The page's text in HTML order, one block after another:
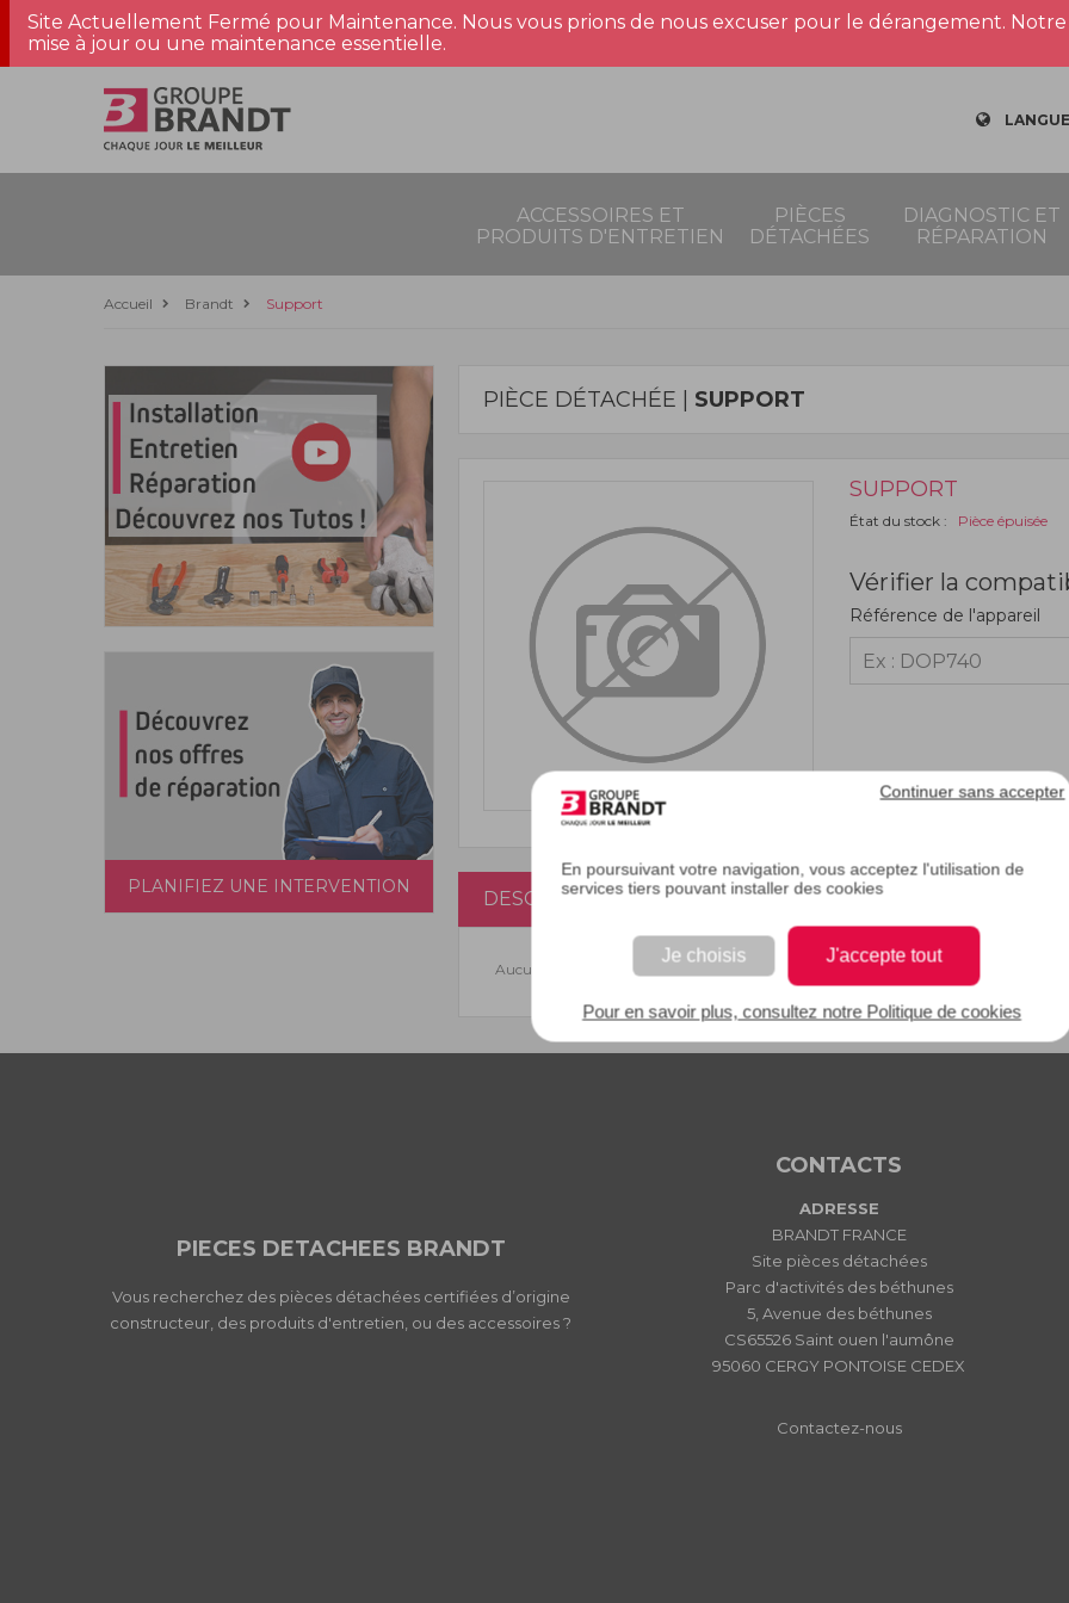
En poursuivant votre navigation, vous acceptez l'utilisation de
services tiers pouvant installer des cookies
Je choisis J'accepte tout
Continuer sans accepter
Pour en savoir plus, consultez notre Politique de cookies
Site Actuellement Fermé pour Maintenance. Nous vous prions de nous excuser pour le dérangement.
mise à jour ou une maintenance essentielle.
ACCESSOIRES ET
PRODUITS D'ENTRETIEN
PIÈCES
DÉTACHÉES
DIAGNOSTIC ET
RÉPARATION
Accueil Brandt Support
PLANIFIEZ UNE INTERVENTION
PIÈCE DÉTACHÉE | SUPPORT
SUPPORT
État du stock : Pièce épuisée
Vérifier la
Référence de l'appareil
DESCRIPTION
Aucune description.
PIECES DETACHEES BRANDT
Vous recherchez des pièces détachées certifiées d’origine
constructeur, des produits d'entretien, ou des accessoires ?
CONTACTS
ADRESSE
BRANDT FRANCE
Site pièces détachées
Parc d'activités des béthunes
5, Avenue des béthunes
CS65526 Saint ouen l'aumône
95060 CERGY PONTOISE CEDEX
Contactez-nous